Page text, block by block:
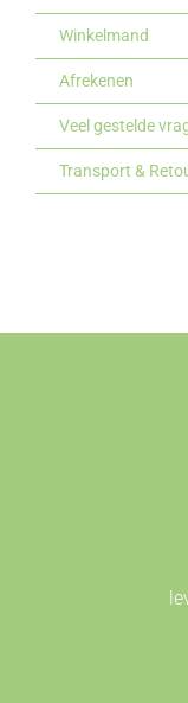
Winkelmand
Afrekenen
Veel gestelde
Transport &